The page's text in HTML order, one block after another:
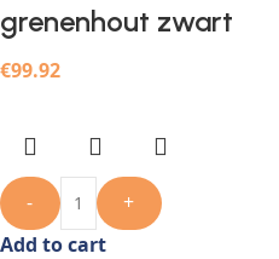
grenenhout zwart
€99.92
-
+
Add to cart